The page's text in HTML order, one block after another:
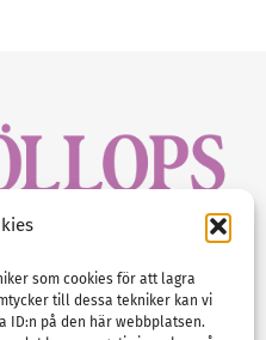
som cookies för att lagra
till dessa tekniker kan vi
ID:n på den här webbplatsen.